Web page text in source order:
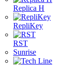
Replica H
RepliKey
RST
Sunrise